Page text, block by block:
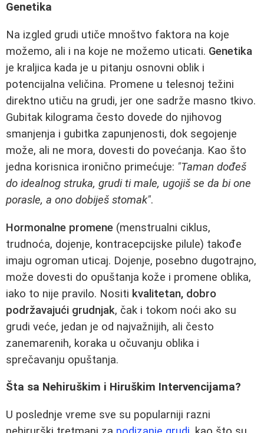
Genetika
Na izgled grudi utiče mnoštvo faktora na koje
možemo, ali i na koje ne možemo uticati. Genetika
je kraljica kada je u pitanju osnovni oblik i
potencijalna veličina. Promene u telesnoj težini
direktno utiču na grudi, jer one sadrže masno tkivo.
Gubitak kilograma često dovede do njihovog
smanjenja i gubitka zapunjenosti, dok segojenje
može, ali ne mora, dovesti do povećanja. Kao što
jedna korisnica ironično primećuje: "Taman dođeš
do idealnog struka, grudi ti male, ugojiš se da bi one
porasle, a ono dobiješ stomak".
Hormonalne promene (menstrualni ciklus,
trudnoća, dojenje, kontracepcijske pilule) takođe
imaju ogroman uticaj. Dojenje, posebno dugotrajno,
može dovesti do opuštanja kože i promene oblika,
iako to nije pravilo. Nositi kvalitetan, dobro
podržavajući grudnjak, čak i tokom noći ako su
grudi veće, jedan je od najvažnijih, ali često
zanemarenih, koraka u očuvanju oblika i
sprečavanju opuštanja.
Šta sa Nehiruškim i Hiruškim Intervencijama?
U poslednje vreme sve su popularniji razni